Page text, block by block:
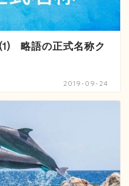
略語の正式名称ク
2019-09-24